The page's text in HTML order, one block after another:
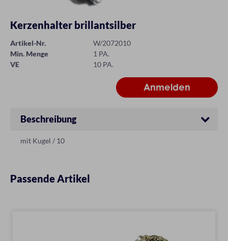
Kerzenhalter brillantsilber
Artikel-Nr.
W/2072010
Min. Menge
1 PA.
VE
10 PA.
Beschreibung
mit Kugel / 10
Passende Artikel